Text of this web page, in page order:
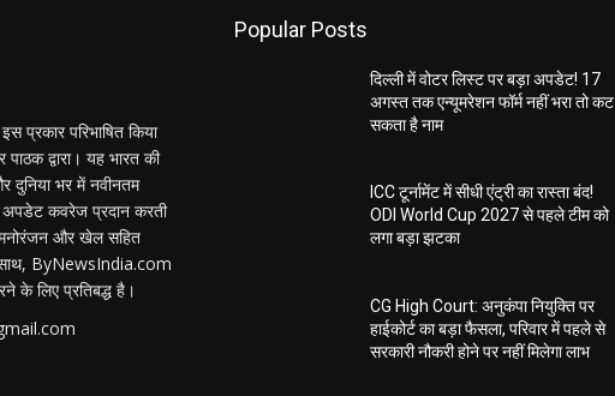
परिभाषित किया
द्वारा। यह भारत की
दुनिया भर में नवीनतम
कवरेज प्रदान करती
मनोरंजन और खेल सहित
साथ, ByNewsIndia.com
के लिए प्रतिबद्ध है।
Popular Posts
दिल्ली में वोटर लिस्ट पर बड़ा अपडेट! 17
अगस्त तक एन्यूमरेशन फॉर्म नहीं भरा तो कट
सकता है नाम
ICC टूर्नामेंट में सीधी एंट्री का रास्ता बंद!
ODI World Cup 2027 से पहले टीम को
लगा बड़ा झटका
CG High Court: अनुकंपा नियुक्ति पर
हाईकोर्ट का बड़ा फैसला, परिवार में पहले से
सरकारी नौकरी होने पर नहीं मिलेगा लाभ